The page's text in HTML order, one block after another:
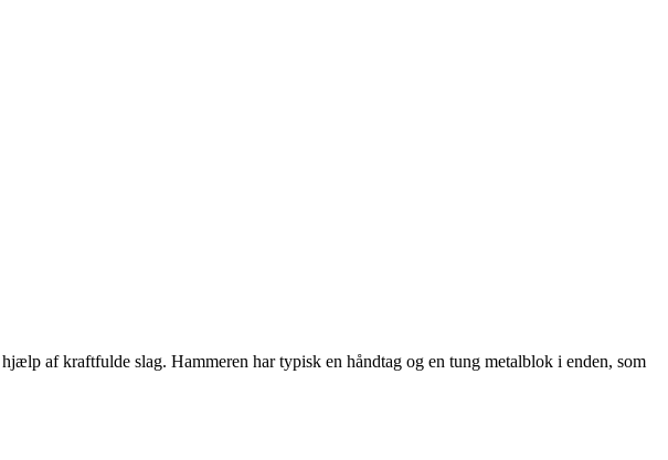
af kraftfulde slag. Hammeren har typisk en håndtag og en tung metalblok i enden, som